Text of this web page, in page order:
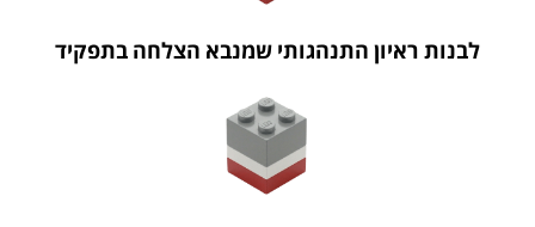
לבנות ראיון התנהגותי שמנבא הצלחה בתפקיד